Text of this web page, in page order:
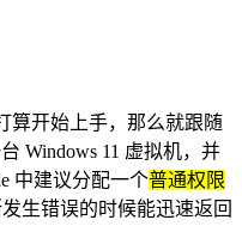
开始上手，那么就跟随
Windows 11 虚拟机，并
中建议分配一个普通权限
生错误的时候能迅速返回